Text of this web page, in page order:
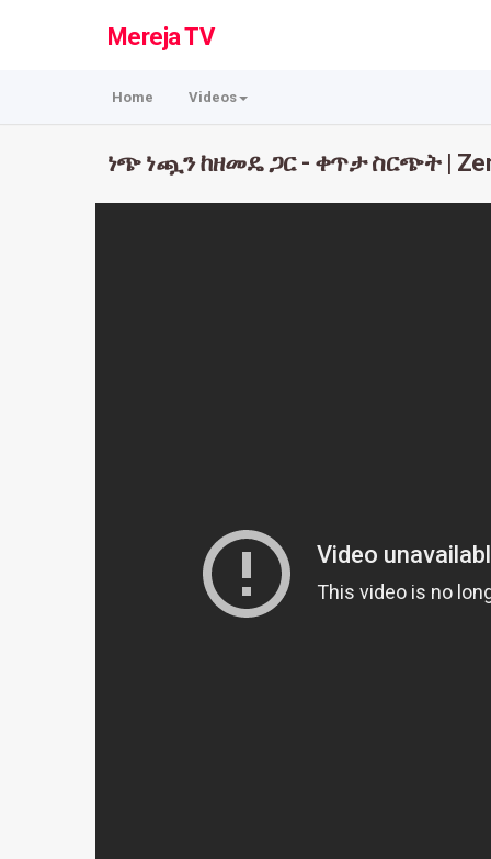
Mereja TV
Home Videos
ነጭ ነጯን ከዘመዴ ጋር - ቀጥታ ስርጭት |